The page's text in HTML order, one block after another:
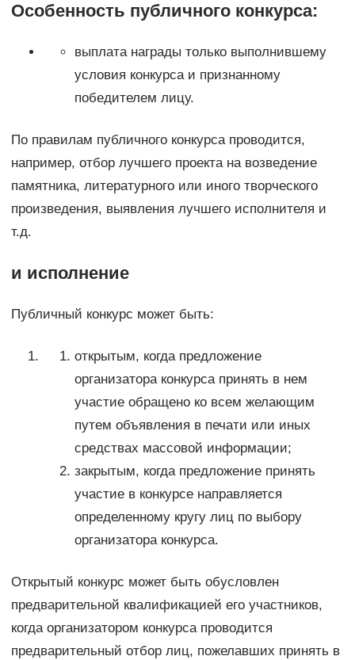
Особенность публичного конкурса:
выплата награды только выполнившему
условия конкурса и признанному
победителем лицу.
По правилам публичного конкурса проводится,
например, отбор лучшего проекта на возведение
памятника, литературного или иного творческого
произведения, выявления лучшего исполнителя и
т.д.
и исполнение
Публичный конкурс может быть:
открытым, когда предложение
организатора конкурса принять в нем
участие обращено ко всем желающим
путем объявления в печати или иных
средствах массовой информации;
закрытым, когда предложение принять
участие в конкурсе направляется
определенному кругу лиц по выбору
организатора конкурса.
Открытый конкурс может быть обусловлен
предварительной квалификацией его участников,
когда организатором конкурса проводится
предварительный отбор лиц, пожелавших принять в